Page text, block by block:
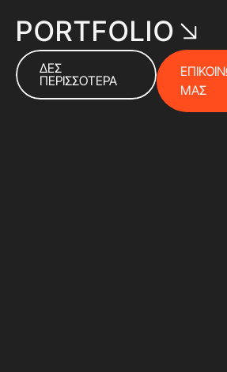
PORTFOLIO
ΔΕΣ
ΠΕΡΙΣΣΟΤΕΡΑ
ΜΑΣ